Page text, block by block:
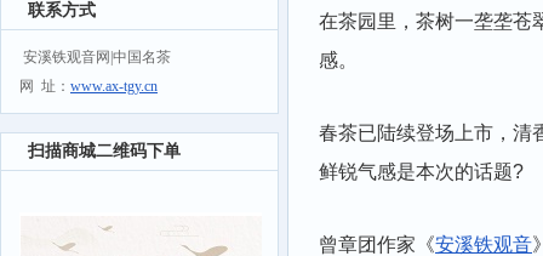
联系方式
安溪铁观音网|中国名茶
网 址： www.ax-tgy.cn
扫描商城二维码下单
在茶园里，茶树一垄垄苍
感。
春茶已陆续登场上市，清
鲜锐气感是本次的话题?
曾章团作家《安溪铁观音